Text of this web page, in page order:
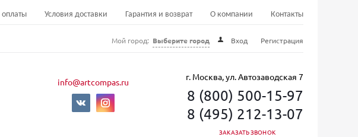
оплаты Условия доставки Гарантия и возврат О компании Контакты
Мой город: Выберите город Вход Регистрация
info@artcompas.ru г. Москва, ул. Автозаводская 7
8 (800) 500-15-97
8 (495) 212-13-07
ЗАКАЗАТЬ ЗВОНОК